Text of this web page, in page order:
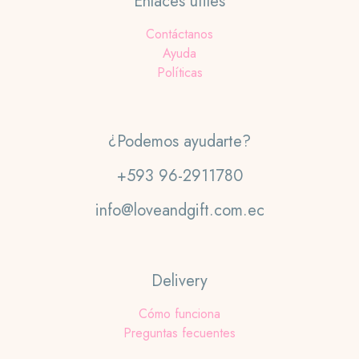
Contáctanos
Ayuda
Políticas
¿Podemos ayudarte?
+593 96-2911780
info@loveandgift.com.ec
Delivery
Cómo funciona
Preguntas fecuentes